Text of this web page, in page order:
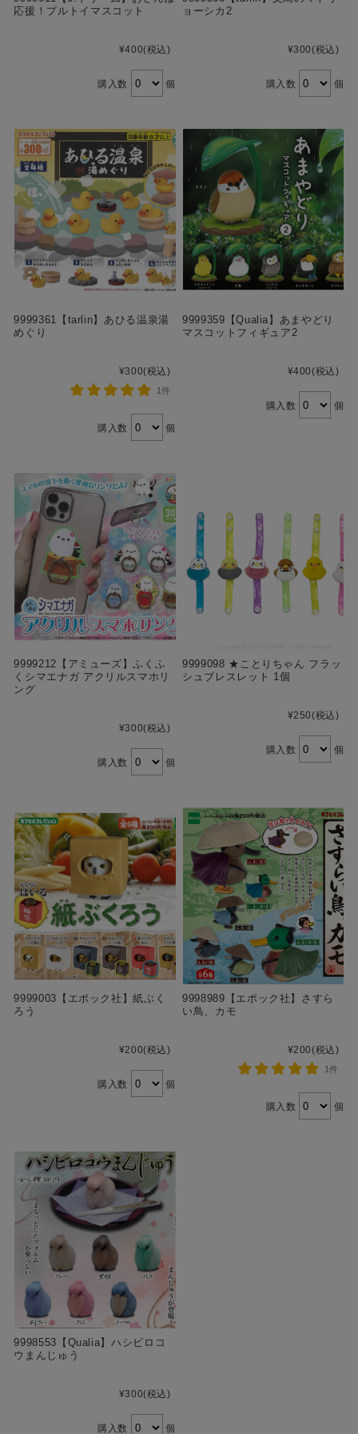
応援！プルトイマスコット
¥400(税込)
購入数 個
ョーシカ2
¥300(税込)
購入数 個
9999361【tarlin】あひる温泉湯
めぐり
¥300(税込)
1件
購入数 個
9999359【Qualia】あまやどり
マスコットフィギュア2
¥400(税込)
購入数 個
9999212【アミューズ】ふくふ
くシマエナガ アクリルスマホリ
ング
¥300(税込)
購入数 個
9999098 ★ことりちゃん フラッ
シュブレスレット 1個
¥250(税込)
購入数 個
9999003【エポック社】紙ぶく
ろう
¥200(税込)
購入数 個
9998989【エポック社】さすら
い鳥、カモ
¥200(税込)
1件
購入数 個
9998553【Qualia】ハシビロコ
ウまんじゅう
¥300(税込)
購入数 個